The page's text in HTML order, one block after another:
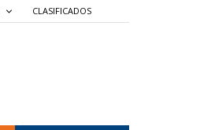
CLASIFICADOS